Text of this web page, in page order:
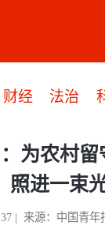
财经 法治
为农村
照进一束
| 来源：中国青